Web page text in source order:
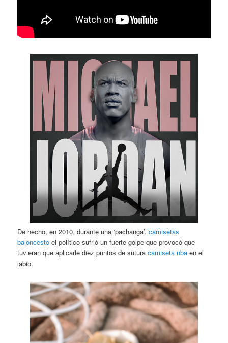
De hecho, en 2010, durante una ‘pachanga’,camisetas
baloncesto el político sufrió un fuerte golpe que provocó que
tuvieran que aplicarle diez puntos de suturacamiseta nba en el
labio.